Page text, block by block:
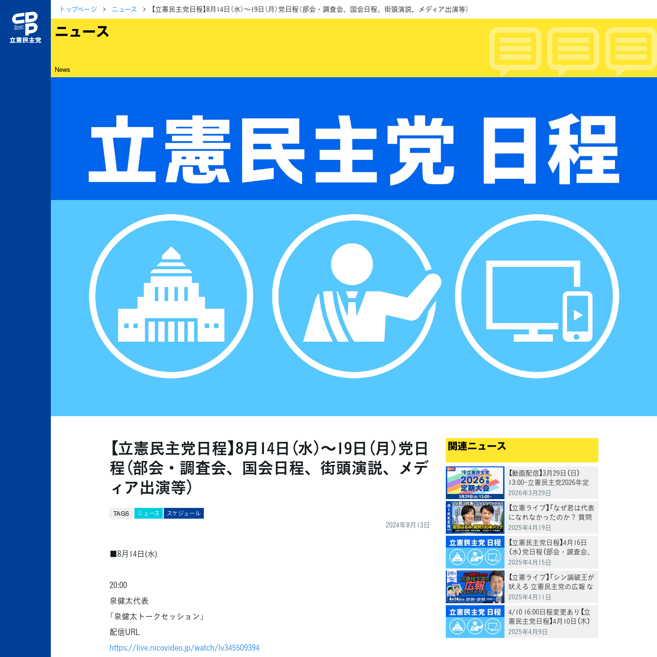
トップページ ニュース 【立憲民主党日程】8月14日（水）～19日（月）党日程（部会・調査会、国会日程、街頭演説、メディア出演等）
ニュース
News
【立憲民主党日程】8月14日（水）～19日（月）党日
程（部会・調査会、国会日程、街頭演説、メデ
ィア出演等）
TAGS ニュース スケジュール
2024年8月13日
■8月14日(水)
20:00
泉健太代表
「泉健太トークセッション」
配信URL
https://live.nicovideo.jp/watch/lv345509394
関連ニュース
【動画配信】3月29日（日）
13:00-立憲民主党2026年定
期大会を生配信
2026年3月29日
【立憲ライブ】「なぜ君は代表
になれなかったのか？ 質問
100本ノック」吉田はるみ×
2025年4月19日
【立憲民主党日程】4月16日
（水）党日程（部会・調査会、
国会日程、街頭演説、メデ
2025年4月15日
【立憲ライブ】「シン論破王が
吠える 立憲民主党の広報 な
んとかせな」米山隆一×おお
2025年4月11日
4/10 16:00日程変更あり【立
憲民主党日程】4月10日（木）
党日程（部会・調査会、国会
2025年4月9日